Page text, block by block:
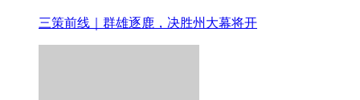
三策前线｜群雄逐鹿，决胜州大幕将开